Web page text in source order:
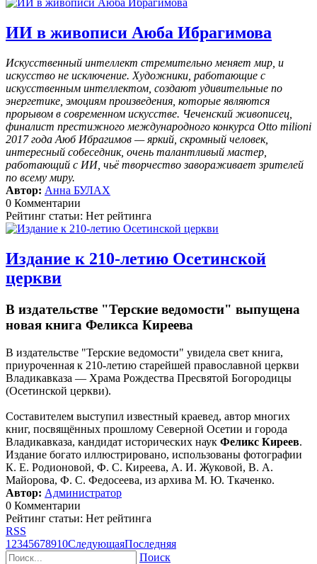
ИИ в живописи Аюба Ибрагимова
Искусственный интеллект стремительно меняет мир, и
искусство не исключение. Художники, работающие с
искусственным интеллектом, создают удивительные по
энергетике, эмоциям произведения, которые являются
прорывом в современном искусстве. Чеченский живописец,
финалист престижного международного конкурса Otto milioni
2017 года Аюб Ибрагимов — яркий, скромный человек,
интересный собеседник, очень талантливый мастер,
работающий с ИИ, чьё творчество завораживает зрителей
по всему миру.
Автор: Анна БУЛАХ
0 Комментарии
Рейтинг статьи: Нет рейтинга
Издание к 210-летию Осетинской
церкви
В издательстве "Терские ведомости" выпущена
новая книга Феликса Киреева
В издательстве "Терские ведомости" увидела свет книга,
приуроченная к 210-летию старейшей православной церкви
Владикавказа — Храма Рождества Пресвятой Богородицы
(Осетинской церкви).
Составителем выступил известный краевед, автор многих
книг, посвящённых прошлому Северной Осетии и города
Владикавказа, кандидат исторических наук Феликс Киреев.
Издание богато иллюстрировано, использованы фотографии
К. Е. Родионовой, Ф. С. Киреева, А. И. Жуковой, В. А.
Майорова, Ф. С. Федосеева, из архива М. Ю. Ткаченко.
Автор: Администратор
0 Комментарии
Рейтинг статьи: Нет рейтинга
RSS
1 2345678910СледующаяПоследняя
Поиск